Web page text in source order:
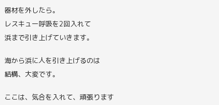
器材を外したら。
レスキュー呼吸を2回入れて
浜まで引き上げていきます。
海から浜に人を引き上げるのは
結構、大変です。
ここは、気合を入れて、頑張ります